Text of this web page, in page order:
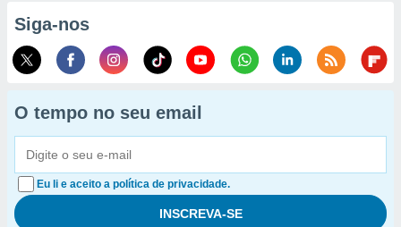
Siga-nos
O tempo no seu email
Eu li e aceito a política de privacidade.